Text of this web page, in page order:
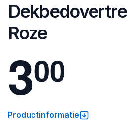
Roze
300
Productinformatie